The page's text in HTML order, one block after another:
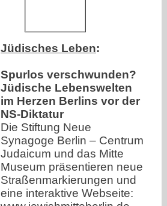
Jüdisches Leben:
Spurlos verschwunden?
Jüdische Lebenswelten
im Herzen Berlins vor der
NS-Diktatur
Die Stiftung Neue
Synagoge Berlin – Centrum
Judaicum und das Mitte
Museum präsentieren neue
Straßenmarkierungen und
eine interaktive Webseite: